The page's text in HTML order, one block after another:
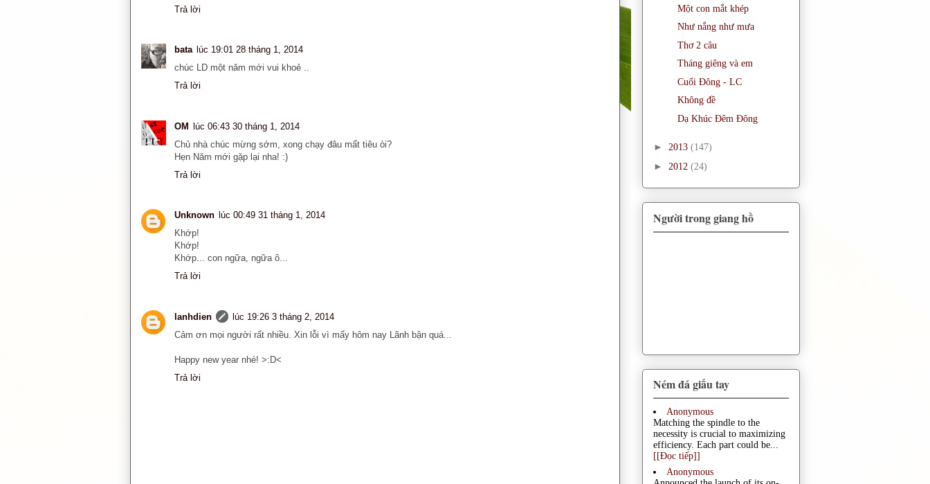
Trả lời
bata lúc 19:01 28 tháng 1, 2014
chúc LD một năm mới vui khoẻ ..
Trả lời
OM lúc 06:43 30 tháng 1, 2014
Chủ nhà chúc mừng sớm, xong chạy đâu mất tiêu òi?
Hẹn Năm mới gặp lại nha! :)
Trả lời
Unknown lúc 00:49 31 tháng 1, 2014
Khớp!
Khớp!
Khớp... con ngữa, ngữa ô...
Trả lời
lanhdien
lúc 19:26 3 tháng 2, 2014
Cảm ơn mọi người rất nhiều. Xin lỗi vì mấy hôm nay Lãnh bận quá...
Happy new year nhé! >:D<
Trả lời
Một con mắt khép
Như nắng như mưa
Thơ 2 câu
Tháng giêng và em
Cuối Đông - LC
Không đề
Dạ Khúc Đêm Đông
► 2013 (147)
► 2012 (24)
Người trong giang hồ
Ném đá giấu tay
Anonymous
Matching the spindle to the
necessity is crucial to maximizing
efficiency. Each part could be...
[[Đọc tiếp]]
Anonymous